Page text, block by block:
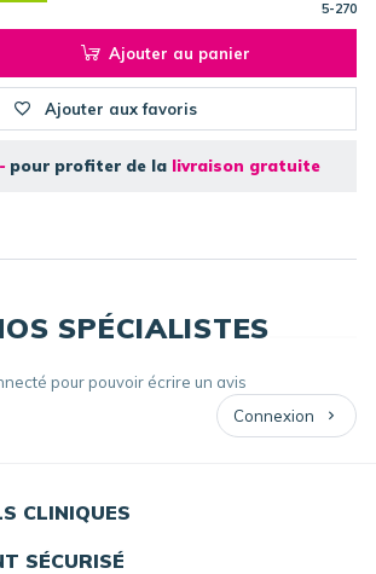
5-270
Ajouter au panier
Ajouter aux favoris
pour profiter de la livraison gratuite
SPÉCIALISTES
pour pouvoir écrire un avis
Connexion
CLINIQUES
SÉCURISÉ